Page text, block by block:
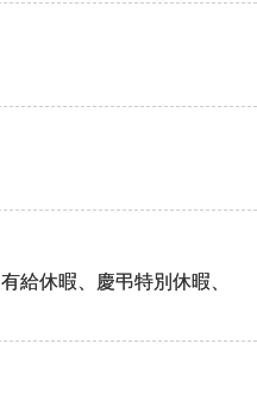
給休暇、慶弔特別休暇、